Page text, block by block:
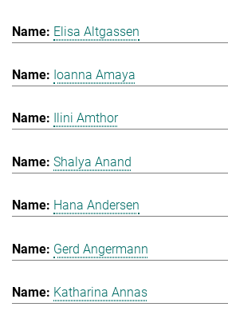
Elisa Altgassen
Ioanna Amaya
Ilini Amthor
Shalya Anand
Hana Andersen
Gerd Angermann
Katharina Annas